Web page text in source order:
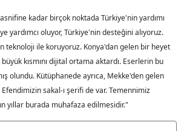
kadar birçok noktada Türkiye'nin yardımı
yardımcı oluyor, Türkiye'nin desteğini alıyoruz.
teknoloji ile koruyoruz. Konya'dan gelen bir heyet
kısmını dijital ortama aktardı. Eserlerin bu
olundu. Kütüphanede ayrıca, Mekke'den gelen
sakal-ı şerifi de var. Temennimiz
yıllar burada muhafaza edilmesidir."